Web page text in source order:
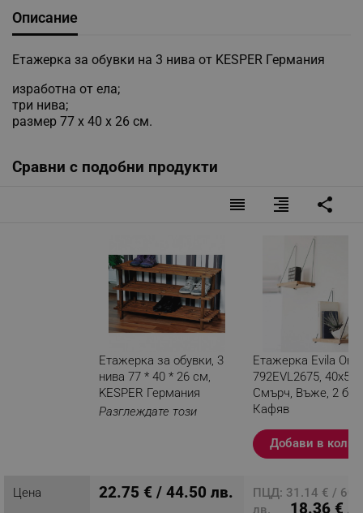
Описание
Етажерка за обувки на 3 нива от KESPER Германия
изработна от ела;
три нива;
размер 77 х 40 х 26 см.
Сравни с подобни продукти
reorder format_align_right share
Етажерка за обувки, 3
нива 77 * 40 * 26 см,
KESPER Германия
Разглеждате този
Етажерка Evila
792EVL2675, 40х50
Смърч, Въже, 2
Кафяв
Добави в
Цена 22.75 € / 44.50 лв.
ПЦД: 31.14 € /
лв.
18.36 € /